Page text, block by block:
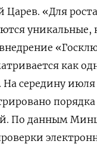
Царев. «Для
как
На середину
По данным